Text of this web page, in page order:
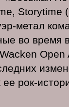
Storytime
метал
во время
Open
рок-